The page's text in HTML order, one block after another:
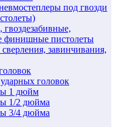
под гвозди
финишные пистолеты
завинчивания,
головок
1 дюйм
1/2 дюйма
3/4 дюйма